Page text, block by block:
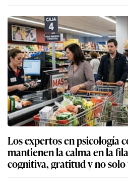
Los expertos en psicología
mantienen la calma en la
cognitiva, gratitud y no